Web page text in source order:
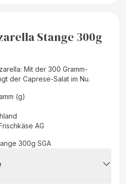
Stange 300g
Mit der 300 Gramm-
der Caprese-Salat im Nu.
(g)
AG
300g SGA